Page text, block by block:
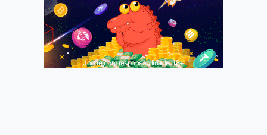
Jogue com responsabilidade. 18+